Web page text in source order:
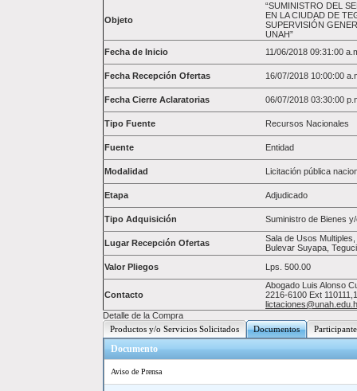
Objeto
“SUMINISTRO DEL
EN LA CIUDAD DE
SUPERVISIÓN
UNAH”
Fecha de Inicio
11/06/2018 09:31:00
Fecha Recepción Ofertas 16/07/2018 10:00:00
Fecha Cierre Aclaratorias 06/07/2018 03:30:00
Tipo Fuente Recursos Nacionales
Fuente Entidad
Modalidad Licitación pública
Etapa Adjudicado
Tipo Adquisición Suministro de Bienes
Lugar Recepción Ofertas
Sala de Usos
Bulevar Suyapa,
Valor Pliegos
Lps. 500.00
Contacto
Abogado Luis Alonso
2216-6100 Ext
Detalle de la Compra
Productos y/o Servicios Solicitados
Documentos
Documento
Aviso de Prensa